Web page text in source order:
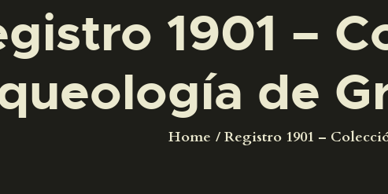
1901 –
de
Home Registro 1901 –
COLECCIONES
DIDÁCTICA